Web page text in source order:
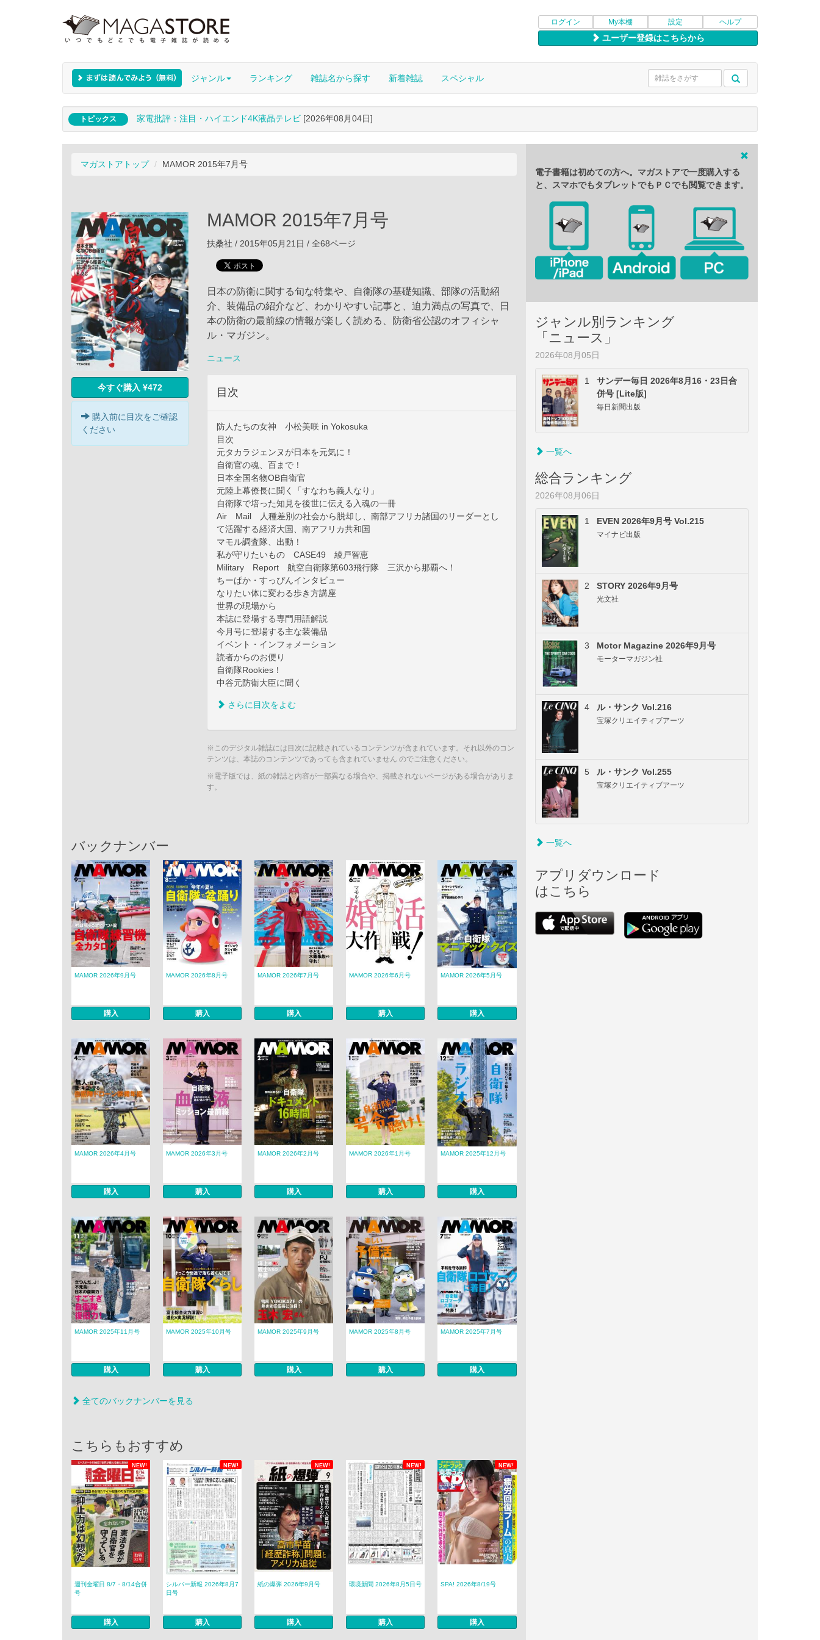
ログイン My本棚 設定 ヘルプ
ユーザー登録はこちらから
ジャンル ランキング 雑誌名から探す 新着雑誌 スペシャル
トピックス 家電批評：注目・ハイエンド4K液晶テレビ [2026年08月04日]
マガストアトップ MAMOR 2015年7月号
今すぐ購入 ¥472
購入前に目次をご確認
ください
MAMOR 2015年7月号
扶桑社 / 2015年05月21日 / 全68ページ
日本の防衛に関する旬な特集や、自衛隊の基礎知識、部隊の活動紹
介、装備品の紹介など、わかりやすい記事と、迫力満点の写真で、日
本の防衛の最前線の情報が楽しく読める、防衛省公認のオフィシャ
ル・マガジン。
ニュース
目次
防人たちの女神 小松美咲 in Yokosuka
目次
元タカラジェンヌが日本を元気に！
自衛官の魂、百まで！
日本全国名物OB自衛官
元陸上幕僚長に聞く「すなわち義人なり」
自衛隊で培った知見を後世に伝える入魂の一冊
Air Mail 人種差別の社会から脱却し、南部アフリカ諸国のリーダーとし
て活躍する経済大国、南アフリカ共和国
マモル調査隊、出動！
私が守りたいもの CASE49 綾戸智恵
Military Report 航空自衛隊第603飛行隊 三沢から那覇へ！
ちーぱか・すっぴんインタビュー
なりたい体に変わる歩き方講座
世界の現場から
本誌に登場する専門用語解説
今月号に登場する主な装備品
イベント・インフォメーション
読者からのお便り
自衛隊Rookies！
中谷元防衛大臣に聞く
さらに目次をよむ
※このデジタル雑誌には目次に記載されているコンテンツが含まれています。それ以外のコン
テンツは、本誌のコンテンツであっても含まれていません のでご注意ください。
※電子版では、紙の雑誌と内容が一部異なる場合や、掲載されないページがある場合がありま
す。
バックナンバー
MAMOR 2026年9月号
購入
MAMOR 2026年8月号
購入
MAMOR 2026年7月号
購入
MAMOR 2026年6月号
購入
MAMOR 2026年5月号
購入
MAMOR 2026年4月号
購入
MAMOR 2026年3月号
購入
MAMOR 2026年2月号
購入
MAMOR 2026年1月号
購入
MAMOR 2025年12月号
購入
MAMOR 2025年11月号
購入
MAMOR 2025年10月号
購入
MAMOR 2025年9月号
購入
MAMOR 2025年8月号
購入
MAMOR 2025年7月号
購入
全てのバックナンバーを見る
こちらもおすすめ
NEW! NEW! NEW! NEW! NEW!
週刊金曜日 8/7・8/14合併
号
購入
シルバー新報 2026年8月7
日号
購入
紙の爆弾 2026年9月号
購入
環境新聞 2026年8月5日号
購入
SPA! 2026年8/19号
購入
電子書籍は初めての方へ。マガストアで一度購入する
と、スマホでもタブレットでもＰＣでも閲覧できます。
ジャンル別ランキング
「ニュース」
2026年08月05日
1
サンデー毎日 2026年8月16・23日合
併号 [Lite版]
毎日新聞出版
一覧へ
総合ランキング
2026年08月06日
1 EVEN 2026年9月号 Vol.215
マイナビ出版
2 STORY 2026年9月号
光文社
3 Motor Magazine 2026年9月号
モーターマガジン社
4 ル・サンク Vol.216
宝塚クリエイティブアーツ
5 ル・サンク Vol.255
宝塚クリエイティブアーツ
一覧へ
アプリダウンロード
はこちら